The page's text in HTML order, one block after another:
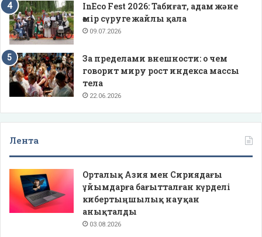
InEco Fest 2026: Табиғат, адам және
өмір сүруге жайлы қала
09.07.2026
За пределами внешности: о чем
говорит миру рост индекса массы
тела
22.06.2026
Лента
Орталық Азия мен Сириядағы
ұйымдарға бағытталған күрделі
кибертыңшылық науқан
анықталды
03.08.2026